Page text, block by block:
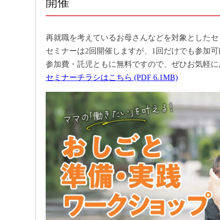
開催
再就職を考えているお母さんなどを対象とした
セミナーは2回開催しますが、1回だけでも参加
参加費・託児ともに無料ですので、ぜひお気軽
セミナーチラシはこちら (PDF 6.1MB)